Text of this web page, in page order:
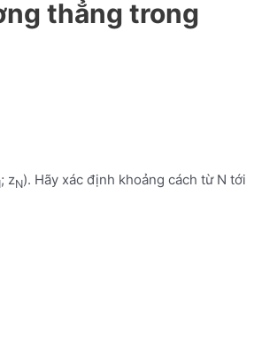
thẳng trong
; zN). Hãy xác định khoảng cách từ N tới